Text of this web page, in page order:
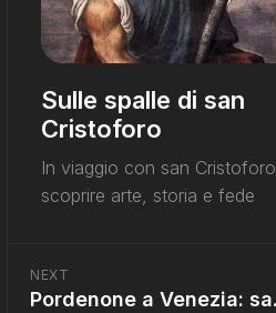
Sulle spalle di san
Cristoforo
In viaggio con san
scoprire arte, storia e fede
NEXT